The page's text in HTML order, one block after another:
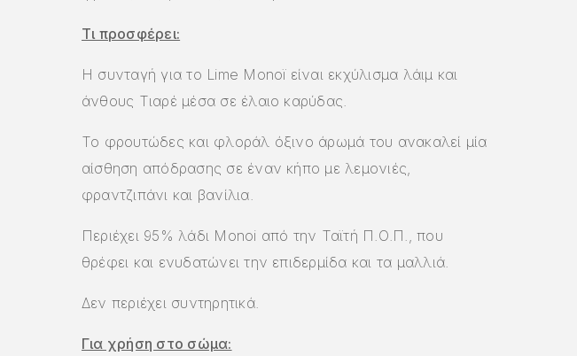
Τι προσφέρει:
Η συνταγή για το Lime Monoï είναι εκχύλισμα λάιμ και
άνθους Τιαρέ μέσα σε έλαιο καρύδας.
Το φρουτώδες και φλοράλ όξινο άρωμά του ανακαλεί μία
αίσθηση απόδρασης σε έναν κήπο με λεμονιές,
φραντζιπάνι και βανίλια.
Περιέχει 95% λάδι Monoi από την Ταϊτή Π.Ο.Π., που
θρέφει και ενυδατώνει την επιδερμίδα και τα μαλλιά.
Δεν περιέχει συντηρητικά.
Για χρήση στο σώμα: